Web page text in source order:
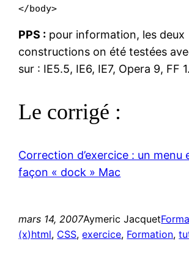
</body>
PPS : pour information, les deux
constructions on été testées
sur : IE5.5, IE6, IE7, Opera 9, FF
Le corrigé :
Correction d’exercice : un menu
façon « dock » Mac
mars 14, 2007Aymeric Jacquet
(x)html, CSS, exercice, Formation,